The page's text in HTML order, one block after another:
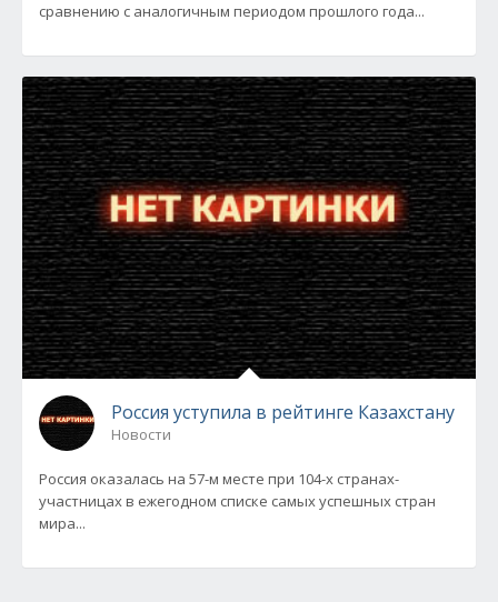
сравнению с аналогичным периодом прошлого года...
Россия уступила в рейтинге Казахстану
Новости
Россия оказалась на 57-м месте при 104-х странах-
участницах в ежегодном списке самых успешных стран
мира...